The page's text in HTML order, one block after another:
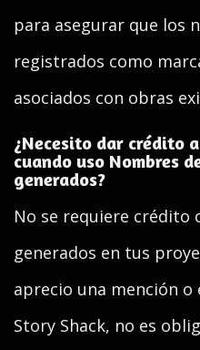
para asegurar que los
registrados como
asociados con obras
¿Necesito dar crédito
cuando uso Nombres
generados?
No se requiere crédito
generados en tus
aprecio una mención o
Story Shack, no es